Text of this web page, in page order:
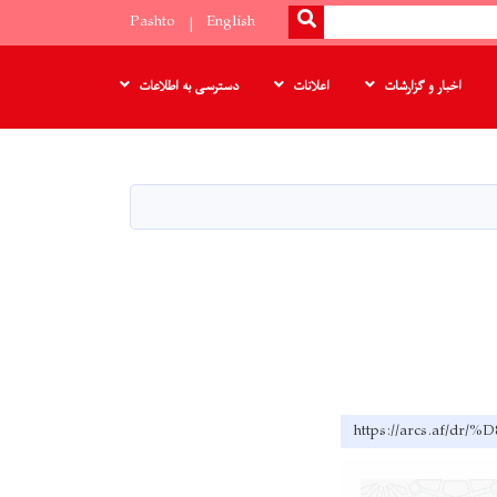
SEARCH
English
Pashto
اخبار و گزارشات اعلانات دسترسی به اطلاعات
https://arcs.af/dr/